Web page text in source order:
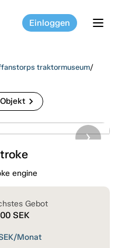
Einloggen
traktormuseum/
chevron_right
engine
Gebot
SEK
Monat